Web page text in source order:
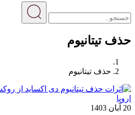
حذف تیتانیوم
حذف تیتانیوم
20 آبان 1403